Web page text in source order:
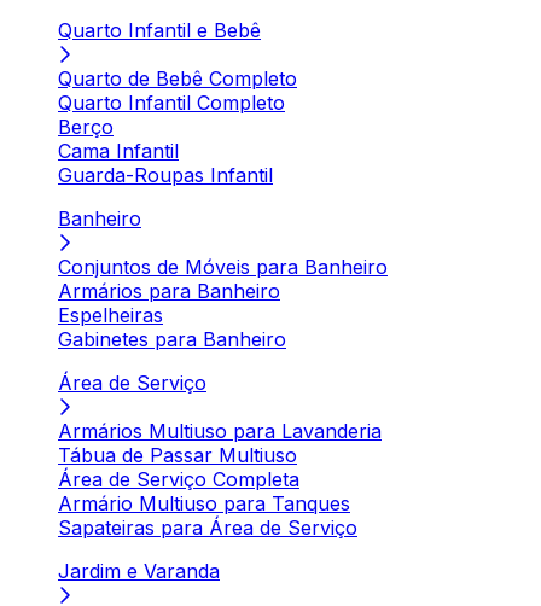
Quarto Infantil e Bebê
Quarto de Bebê Completo
Quarto Infantil Completo
Berço
Cama Infantil
Guarda-Roupas Infantil
Banheiro
Conjuntos de Móveis para Banheiro
Armários para Banheiro
Espelheiras
Gabinetes para Banheiro
Área de Serviço
Armários Multiuso para Lavanderia
Tábua de Passar Multiuso
Área de Serviço Completa
Armário Multiuso para Tanques
Sapateiras para Área de Serviço
Jardim e Varanda